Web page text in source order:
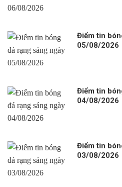
Điểm tin
05/08/2026
Điểm tin
04/08/2026
Điểm tin
03/08/2026